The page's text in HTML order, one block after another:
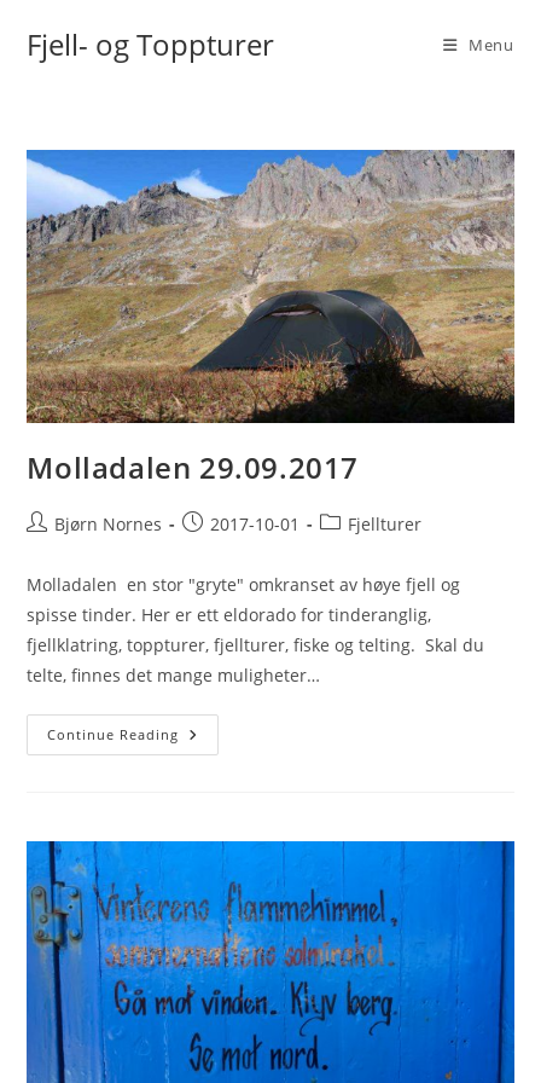
Fjell- og Toppturer Menu
Molladalen 29.09.2017
PostBjørn Nornes
Post2017-10-01
PostFjellturer
Molladalen en stor "gryte" omkranset av høye fjell og
spisse tinder. Her er ett eldorado for tinderanglig,
fjellklatring, toppturer, fjellturer, fiske og telting. Skal du
telte, finnes det mange muligheter…
Continue Reading Molladalen
29.09.2017